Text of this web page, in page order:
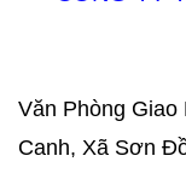
Văn Phòng
Canh, Xã Sơn